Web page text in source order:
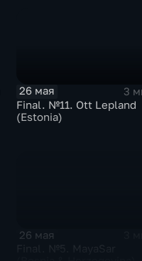
26 мая
3
Final. №11. Ott Lepland
(Estoniа)
26 мая